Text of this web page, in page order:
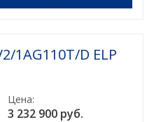
1AG110T/D ELP
Цена:
3 232 900 руб.